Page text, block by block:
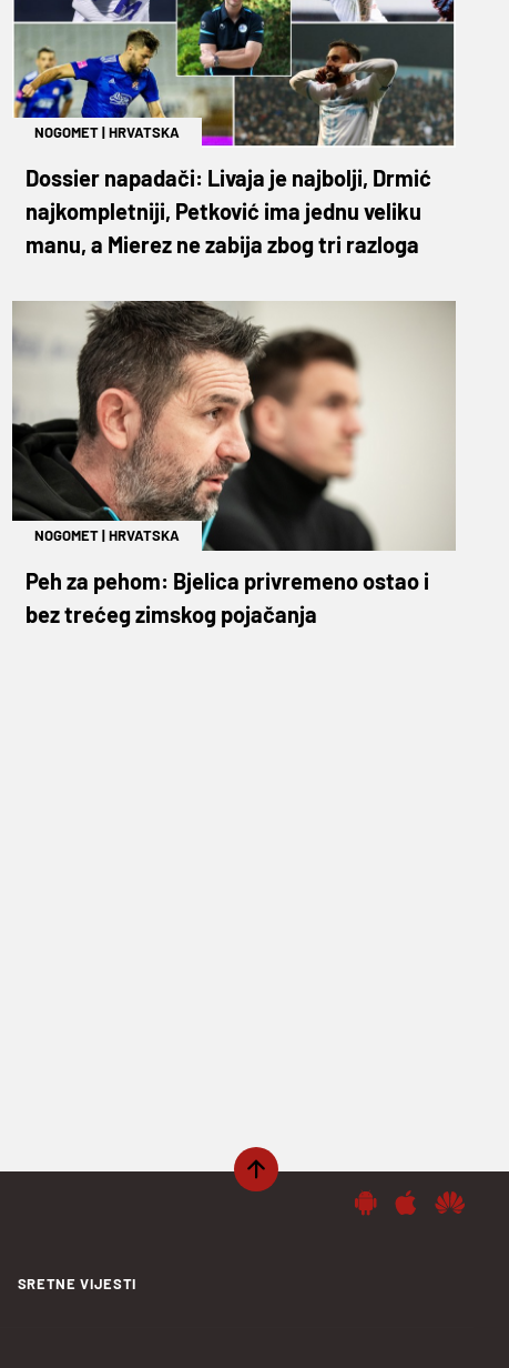
NOGOMET|HRVATSKA
Dossier napadači: Livaja je najbolji, Drmić
najkompletniji, Petković ima jednu veliku
manu, a Mierez ne zabija zbog tri razloga
NOGOMET|HRVATSKA
Peh za pehom: Bjelica privremeno ostao i
bez trećeg zimskog pojačanja
SRETNE VIJESTI